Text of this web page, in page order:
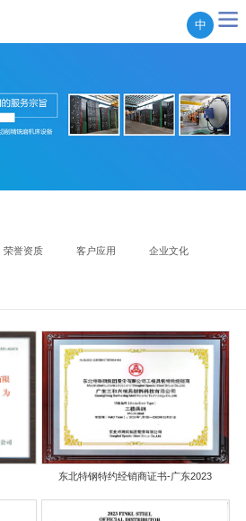
中
荣誉资质 客户应用 企业文化
东北特钢特约经销商证书-广东2023